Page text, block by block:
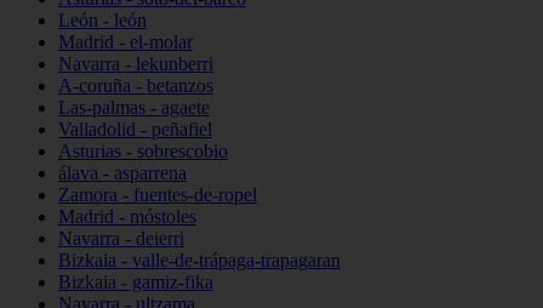
León - león
Madrid - el-molar
Navarra - lekunberri
A-coruña - betanzos
Las-palmas - agaete
Valladolid - peñafiel
Asturias - sobrescobio
álava - asparrena
Zamora - fuentes-de-ropel
Madrid - móstoles
Navarra - deierri
Bizkaia - valle-de-trápaga-trapagaran
Bizkaia - gamiz-fika
Navarra - ultzama